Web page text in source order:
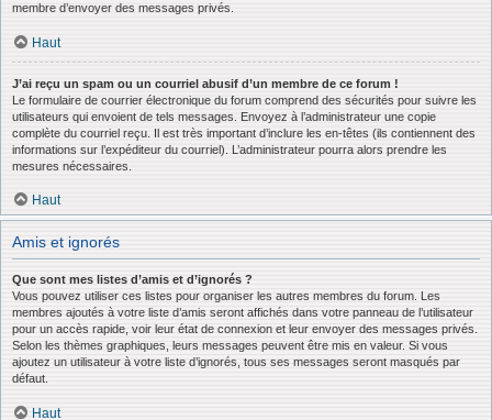
membre d’envoyer des messages privés.
Haut
J’ai reçu un spam ou un courriel abusif d’un membre de ce forum !
Le formulaire de courrier électronique du forum comprend des sécurités pour suivre les
utilisateurs qui envoient de tels messages. Envoyez à l’administrateur une copie
complète du courriel reçu. Il est très important d’inclure les en-têtes (ils contiennent des
informations sur l’expéditeur du courriel). L’administrateur pourra alors prendre les
mesures nécessaires.
Haut
Amis et ignorés
Que sont mes listes d’amis et d’ignorés ?
Vous pouvez utiliser ces listes pour organiser les autres membres du forum. Les
membres ajoutés à votre liste d’amis seront affichés dans votre panneau de l’utilisateur
pour un accès rapide, voir leur état de connexion et leur envoyer des messages privés.
Selon les thèmes graphiques, leurs messages peuvent être mis en valeur. Si vous
ajoutez un utilisateur à votre liste d’ignorés, tous ses messages seront masqués par
défaut.
Haut